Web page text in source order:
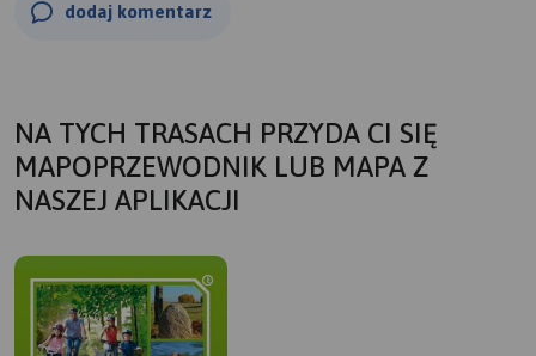
dodaj komentarz
NA TYCH TRASACH PRZYDA CI SIĘ
MAPOPRZEWODNIK LUB MAPA Z
NASZEJ APLIKACJI